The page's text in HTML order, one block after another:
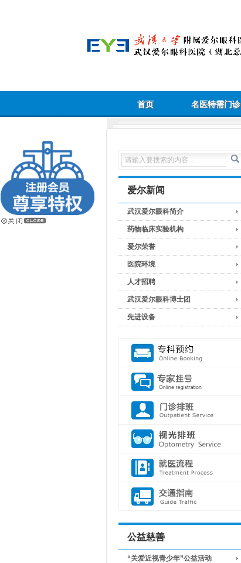
首页 名医特需门诊
爱尔新闻
武汉爱尔眼科简介
药物临床实验机构
爱尔荣誉
医院环境
人才招聘
武汉爱尔眼科博士团
先进设备
公益慈善
“关爱近视青少年”公益活动